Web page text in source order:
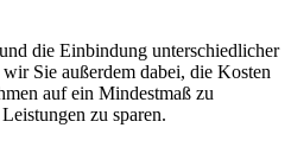
die Einbindung unterschiedlicher
Sie außerdem dabei, die Kosten
auf ein Mindestmaß zu
zu sparen.